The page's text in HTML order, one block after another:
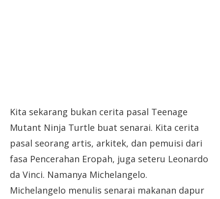
Kita sekarang bukan cerita pasal Teenage
Mutant Ninja Turtle buat senarai. Kita cerita
pasal seorang artis, arkitek, dan pemuisi dari
fasa Pencerahan Eropah, juga seteru Leonardo
da Vinci. Namanya Michelangelo.
Michelangelo menulis senarai makanan dapur